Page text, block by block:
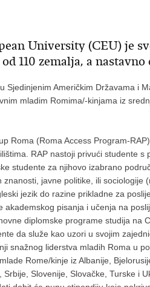
University (CEU) je
110 zemalja, a
Sjedinjenim Američkim Državama i
mladim Romima/-kinjama iz
Roma (Roma Access Program-
RAP nastoji privući studente
studente za njihovo izabrano
znanosti, javne politike, ili sociologije
jezik do razine prikladne za
akademskog pisanja i učenja na
diplomske programe studija na
da služe kao uzori u svojim
snažnog liderstva mladih Roma u
Rome/kinje iz Albanije,
Srbije, Slovenije, Slovačke, Turske i